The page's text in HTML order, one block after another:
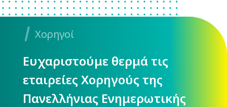
Χορηγοί
Ευχαριστούμε θερμά τις
εταιρείες Χορηγούς της
Πανελλήνιας Ενημερωτικής